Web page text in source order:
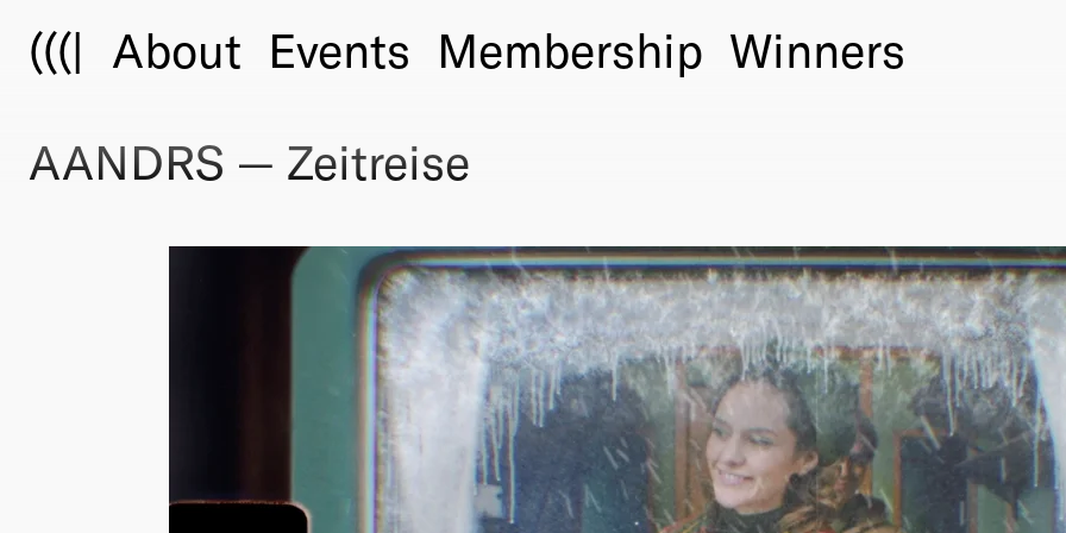
(((| About Events Membership Winners
AANDRS — Zeitreise